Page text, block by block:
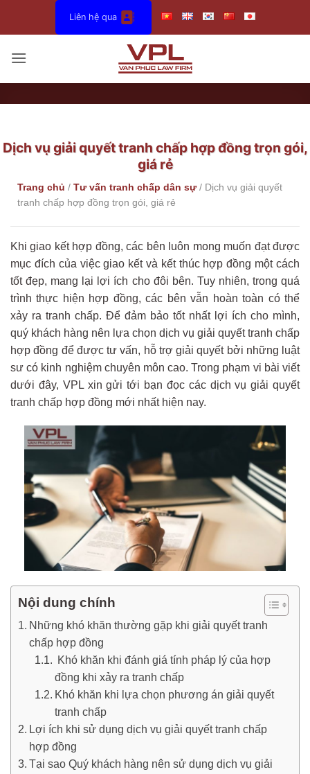
dung
Liên hệ qua
Dịch vụ giải quyết tranh chấp hợp đồng trọn gói,
giá rẻ
Trang chủ / Tư vấn tranh chấp dân sự/ Dịch vụ giải quyết
tranh chấp hợp đồng trọn gói, giá rẻ
Khi giao kết hợp đồng, các bên luôn mong muốn đạt được
mục đích của việc giao kết và kết thúc hợp đồng một cách
tốt đẹp, mang lại lợi ích cho đôi bên. Tuy nhiên, trong quá
trình thực hiện hợp đồng, các bên vẫn hoàn toàn có thể
xảy ra tranh chấp. Để đảm bảo tốt nhất lợi ích cho mình,
quý khách hàng nên lựa chọn dịch vụ giải quyết tranh chấp
hợp đồng để được tư vấn, hỗ trợ giải quyết bởi những luật
sư có kinh nghiệm chuyên môn cao. Trong phạm vi bài viết
dưới đây, VPL xin gửi tới bạn đọc các dịch vụ giải quyết
tranh chấp hợp đồng mới nhất hiện nay.
Nội dung chính
Những khó khăn thường gặp khi giải quyết tranh
chấp hợp đồng
Khó khăn khi đánh giá tính pháp lý của hợp
đồng khi xảy ra tranh chấp
Khó khăn khi lựa chọn phương án giải quyết
tranh chấp
Lợi ích khi sử dụng dịch vụ giải quyết tranh chấp
hợp đồng
Tại sao Quý khách hàng nên sử dụng dịch vụ giải